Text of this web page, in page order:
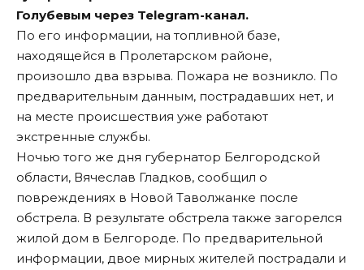
Голубевым через Telegram-канал.
По его информации, на топливной базе,
находящейся в Пролетарском районе,
произошло два взрыва. Пожара не возникло. По
предварительным данным, пострадавших нет, и
на месте происшествия уже работают
экстренные службы.
Ночью того же дня губернатор Белгородской
области, Вячеслав Гладков, сообщил о
повреждениях в Новой Таволжанке после
обстрела. В результате обстрела также загорелся
жилой дом в Белгороде. По предварительной
информации, двое мирных жителей пострадали и